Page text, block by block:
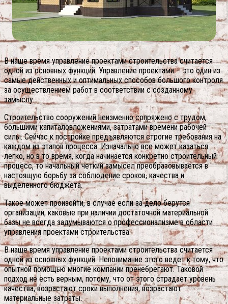
В наше время управление проектами строительства считается
одной из основных функций. Управление проектами – это один из
самые действенных и оптимальных способов большого контроля
за осуществлением работ в соответствии с созданному
замыслу.
Строительство сооружений неизменно сопряжено с трудом,
большими капиталовложениями, затратами времени рабочей
силы. Сейчас к постройке предъявляются строгие требования на
каждом из этапов процесса. Изначально все может казаться
легко, но в то время, когда начинается конкретно строительный
процесс, то начальный четкий замысел преобразовывается в
настоящую борьбу за соблюдение сроков, качества и
выделенного бюджета.
Такое может произойти, в случае если за дело берутся
организации, каковые при наличии достаточной материальной
базы не всегда задумываются о профессионализме в области
управления проектами строительства.
В наше время управление проектами строительства считается
одной из основных функций.Непонимание этого ведет к тому, что
опытной помощью многие компании пренебрегают. Таковой
подход не есть верным, потому, что от этого страдает уровень
качества, возрастают сроки выполнения, возрастают
материальные затраты.